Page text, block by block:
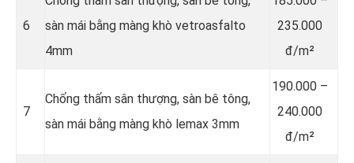
6
sàn mái bằng màng khò vetroasfalto
4mm
235.000
đ/m²
7
Chống thấm sân thượng, sàn bê tông,
sàn mái bằng màng khò lemax 3mm
190.000 –
240.000
đ/m²